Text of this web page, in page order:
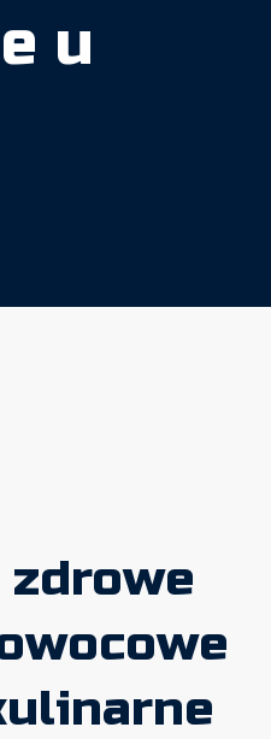
u
zdrowe